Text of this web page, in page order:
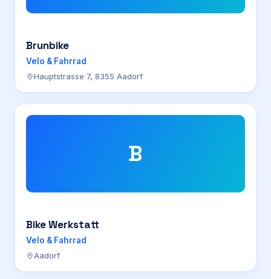
Brunbike
Velo & Fahrrad
Hauptstrasse 7, 8355 Aadorf
B
Bike Werkstatt
Velo & Fahrrad
Aadorf